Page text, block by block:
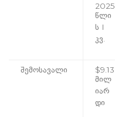
2025
წლი
ს I
კვ.
შემოსავალი
$9.13
მილ
იარ
დი